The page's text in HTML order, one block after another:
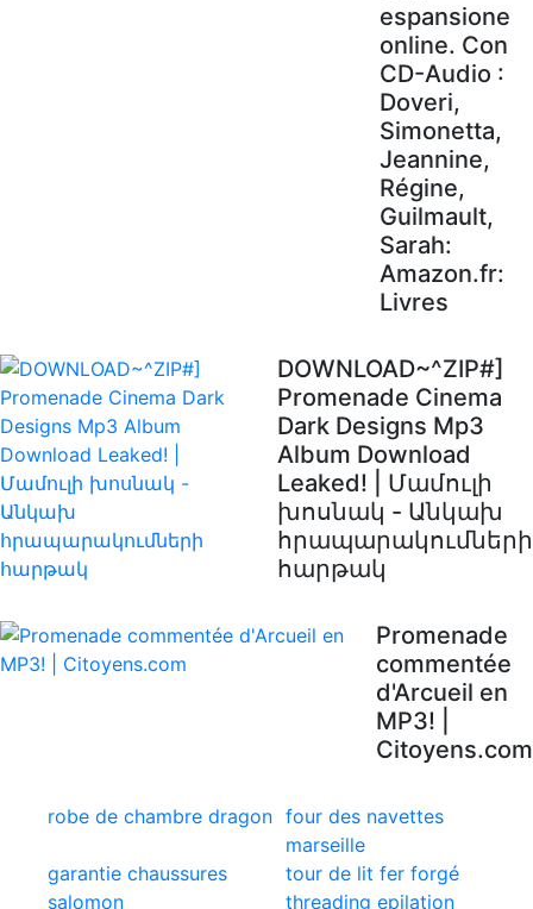
espansione
online. Con
CD-Audio :
Doveri,
Simonetta,
Jeannine,
Régine,
Guilmault,
Sarah:
Amazon.fr:
Livres
DOWNLOAD~^ZIP#]
Promenade Cinema
Dark Designs Mp3
Album Download
Leaked! | Մամուլի
խոսնակ - Անկախ
հրապարակումների
հարթակ
Promenade
commentée
d'Arcueil en
MP3! |
Citoyens.com
robe de chambre dragon four des navettes
marseille
garantie chaussures
salomon
tour de lit fer forgé
threading epilation